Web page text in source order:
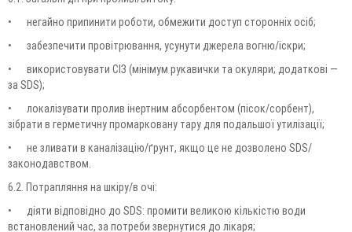
•
негайно припинити роботи, обмежити доступ сторонніх осіб;
•
забезпечити провітрювання, усунути джерела вогню/іскри;
•
використовувати СІЗ (мінімум рукавички та окуляри; додаткові —
за SDS);
•
локалізувати пролив інертним абсорбентом (пісок/сорбент),
зібрати в герметичну промарковану тару для подальшої утилізації;
•
не зливати в каналізацію/ґрунт, якщо це не дозволено SDS/
законодавством.
6.2. Потрапляння на шкіру/в очі:
•
діяти відповідно до SDS: промити великою кількістю води
встановлений час, за потреби звернутися до лікаря;